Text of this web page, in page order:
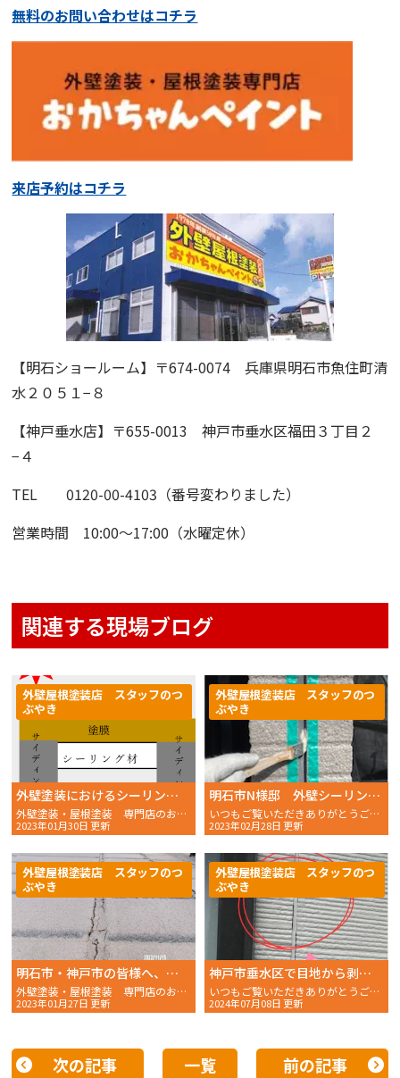
無料のお問い合わせはコチラ
来店予約はコチラ
【明石ショールーム】 〒674-0074 兵庫県明石市魚住町清
水２０５１−８
【神戸垂水店】 〒655-0013 神戸市垂水区福田３丁目２
−４
TEL 0120-00-4103（番号変わりました）
営業時間 10:00〜17:00（水曜定休）
関連する現場ブログ
外壁塗装におけるシーリング工事は先打ち？後打ち？
外壁塗装・屋根塗装 専門店のおかちゃんペイントです！
2023年01月30日 更新
外壁屋根塗装店 スタッフのつ
ぶやき
明石市N様邸 外壁シーリング施工の様子
いつもご覧いただきありがとうございます。 おかちゃんペ
2023年02月28日 更新
外壁屋根塗装店 スタッフのつ
ぶやき
明石市・神戸市の皆様へ、シーリング材について
外壁塗装・屋根塗装 専門店のおかちゃんペイントです！
2023年01月27日 更新
外壁屋根塗装店 スタッフのつ
ぶやき
神戸市垂水区で目地から剥離してしまったシーリングの撤去
いつもご覧いただきありがとうございます。 おかちゃんペイン
2024年07月08日 更新
外壁屋根塗装店 スタッフのつ
ぶやき
次の記事 一覧 前の記事